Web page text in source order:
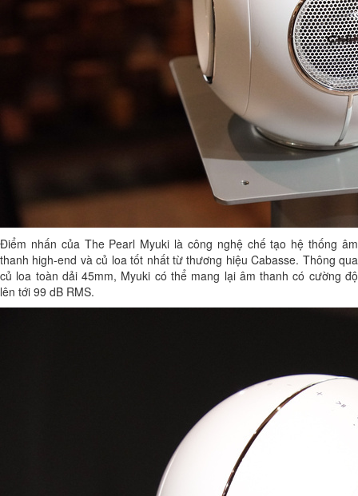
Điểm nhấn của The Pearl Myuki là công nghệ chế tạo hệ thống âm
thanh high-end và củ loa tốt nhất từ thương hiệu Cabasse. Thông qua
củ loa toàn dải 45mm, Myuki có thể mang lại âm thanh có cường độ
lên tới 99 dB RMS.